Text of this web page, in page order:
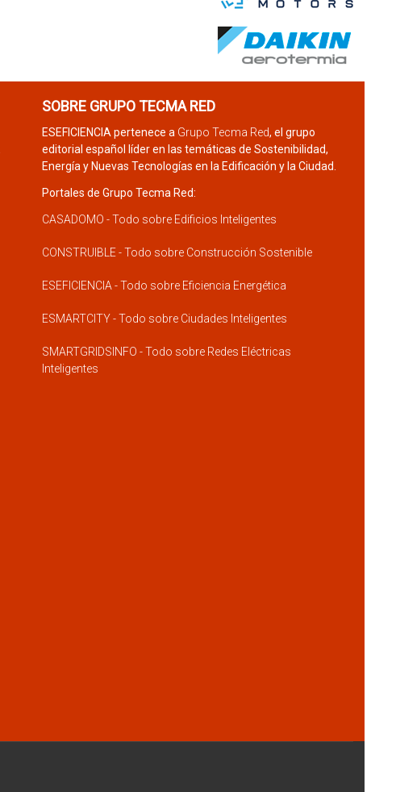
SOBRE GRUPO TECMA RED
ESEFICIENCIA pertenece a Grupo Tecma Red, el grupo
editorial español líder en las temáticas de Sostenibilidad,
Energía y Nuevas Tecnologías en la Edificación y la Ciudad.
Portales de Grupo Tecma Red:
CASADOMO - Todo sobre Edificios Inteligentes
CONSTRUIBLE - Todo sobre Construcción Sostenible
ESEFICIENCIA - Todo sobre Eficiencia Energética
ESMARTCITY - Todo sobre Ciudades Inteligentes
SMARTGRIDSINFO - Todo sobre Redes Eléctricas
Inteligentes